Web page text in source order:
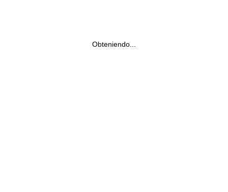
Obteniendo...